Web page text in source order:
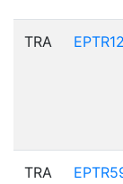
TRA
TRA